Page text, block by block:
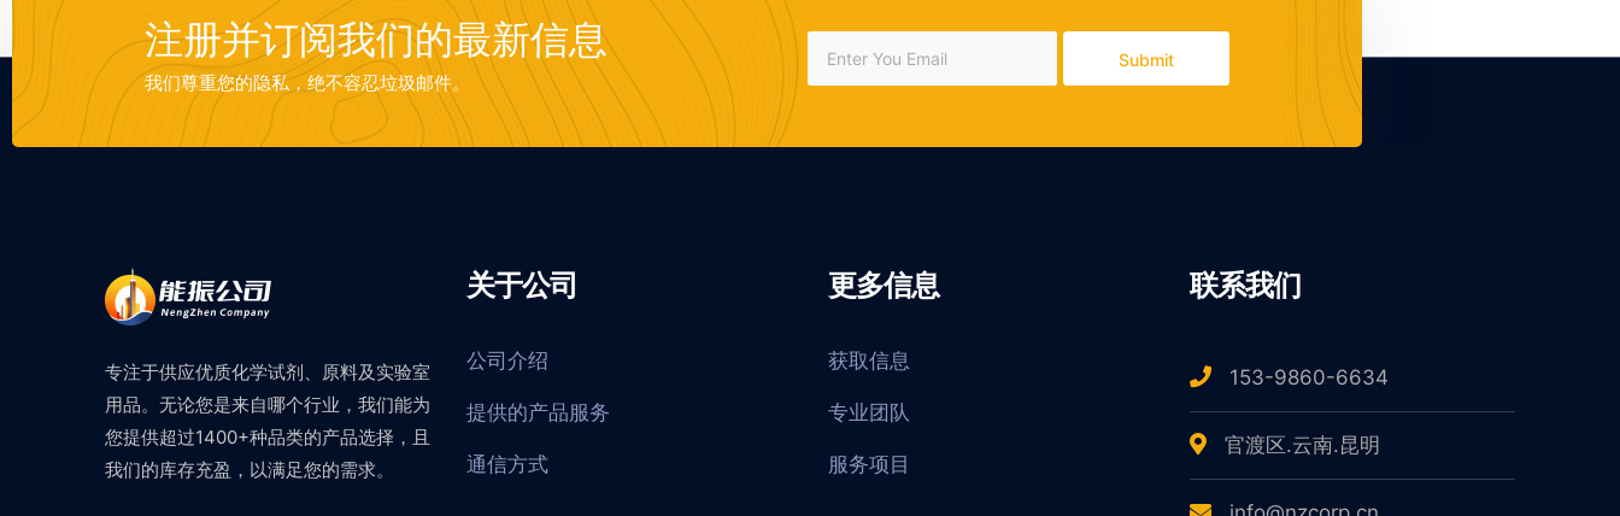
注册并订阅我们的最新信息
我们尊重您的隐私，绝不容忍垃圾邮件。
Submit
专注于供应优质化学试剂、原料及实验室
用品。无论您是来自哪个行业，我们能为
您提供超过1400+种品类的产品选择，且
我们的库存充盈，以满足您的需求。
关于公司
公司介绍
提供的产品服务
通信方式
更多信息
获取信息
专业团队
服务项目
联系我们
153-9860-6634
官渡区.云南.昆明